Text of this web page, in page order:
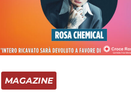
MAGAZINE